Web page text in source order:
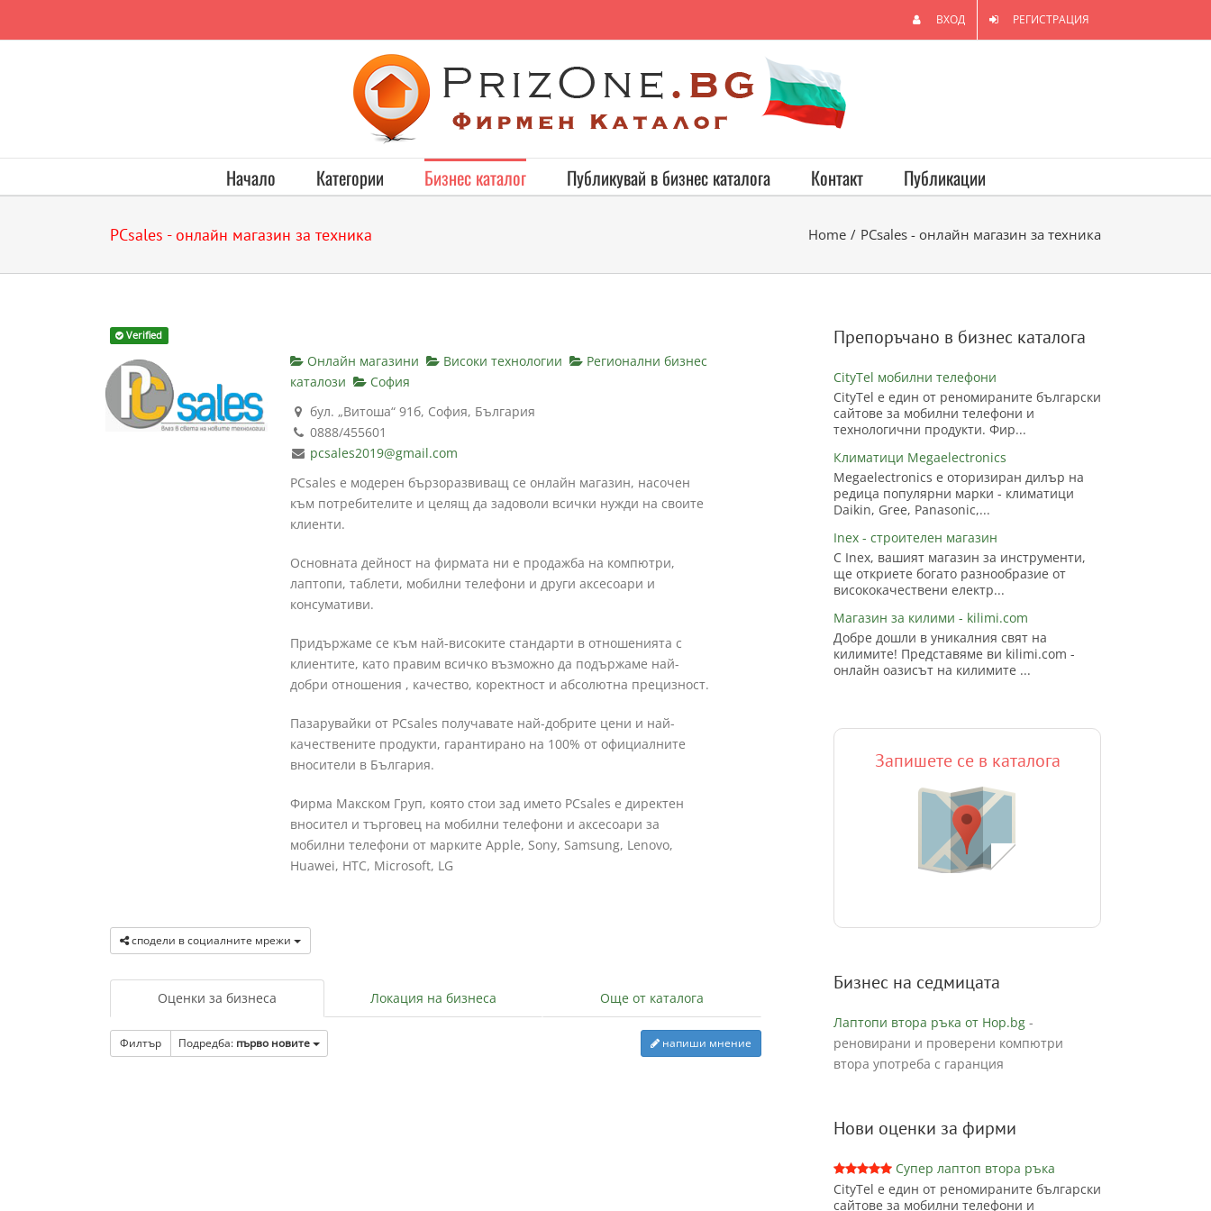
ВХОД РЕГИСТРАЦИЯ
Начало Категории Бизнес каталог Публикувай в бизнес каталога Контакт Публикации
PCsales - онлайн магазин за техника Home / PCsales - онлайн магазин за техника
Verified
Онлайн магазини Високи технологии
Регионални бизнес
каталози
София
бул. „Витоша“ 91б, София, България
0888/455601
pcsales2019@gmail.com
PCsales е модерен бързоразвиващ се онлайн магазин, насочен
към потребителите и целящ да задоволи всички нужди на своите
клиенти.
Основната дейност на фирмата ни е продажба на компютри,
лаптопи, таблети, мобилни телефони и други аксесоари и
консумативи.
Придържаме се към най-високите стандарти в отношенията с
клиентите, като правим всичко възможно да подържаме най-
добри отношения , качество, коректност и абсолютна прецизност.
Пазарувайки от PCsales получавате най-добрите цени и най-
качествените продукти, гарантирано на 100% от официалните
вносители в България.
Фирма Макском Груп, която стои зад името PCsales е директен
вносител и търговец на мобилни телефони и аксесоари за
мобилни телефони от марките Apple, Sony, Samsung, Lenovo,
Huawei, HTC, Microsoft, LG
сподели в социалните мрежи
Оценки за бизнеса Локация на бизнеса Още от каталога
Филтър Подредба: първо новите напиши мнение
Препоръчано в бизнес каталога
CityTel мобилни телефони
CityTel е един от реномираните български
сайтове за мобилни телефони и
технологични продукти. Фир...
Климатици Megaelectronics
Megaelectronics е оторизиран дилър на
редица популярни марки - климатици
Daikin, Gree, Panasonic,...
Inex - строителен магазин
С Inex, вашият магазин за инструменти,
ще откриете богато разнообразие от
висококачествени електр...
Магазин за килими - kilimi.com
Добре дошли в уникалния свят на
килимите! Представяме ви kilimi.com -
онлайн оазисът на килимите ...
Запишете се в каталога
Бизнес на седмицата
Лаптопи втора ръка от Hop.bg -
реновирани и проверени компютри
втора употреба с гаранция
Нови оценки за фирми
Супер лаптоп втора ръка
CityTel е един от реномираните български
сайтове за мобилни телефони и